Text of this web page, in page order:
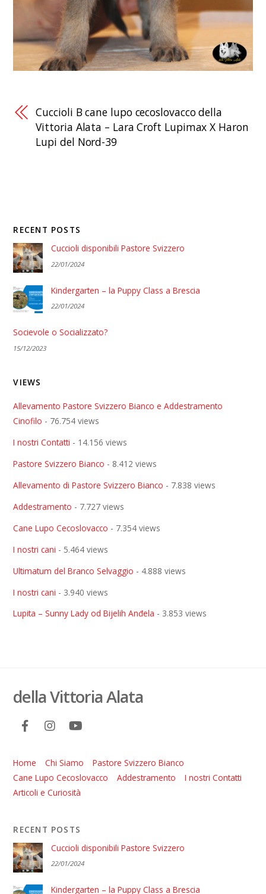
Cuccioli B cane lupo cecoslovacco della
Vittoria Alata – Lara Croft Lupimax X Haron
Lupi del Nord-39
RECENT POSTS
Cuccioli disponibili Pastore Svizzero
22/01/2024
Kindergarten – la Puppy Class a Brescia
22/01/2024
Socievole o Socializzato?
15/12/2023
VIEWS
Allevamento Pastore Svizzero Bianco e Addestramento
Cinofilo - 76.754 views
I nostri Contatti - 14.156 views
Pastore Svizzero Bianco - 8.412 views
Allevamento di Pastore Svizzero Bianco - 7.838 views
Addestramento - 7.727 views
Cane Lupo Cecoslovacco - 7.354 views
I nostri cani - 5.464 views
Ultimatum del Branco Selvaggio - 4.888 views
I nostri cani - 3.940 views
Lupita – Sunny Lady od Bijelih Anđela - 3.853 views
della Vittoria Alata
Home Chi Siamo
Pastore Svizzero Bianco
Cane Lupo Cecoslovacco
Addestramento
I nostri Contatti
Articoli e Curiosità
RECENT POSTS
Cuccioli disponibili Pastore Svizzero
22/01/2024
Kindergarten – la Puppy Class a Brescia